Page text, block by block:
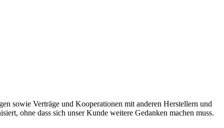
sowie Verträge und Kooperationen mit anderen Herstellern und
ohne dass sich unser Kunde weitere Gedanken machen muss.